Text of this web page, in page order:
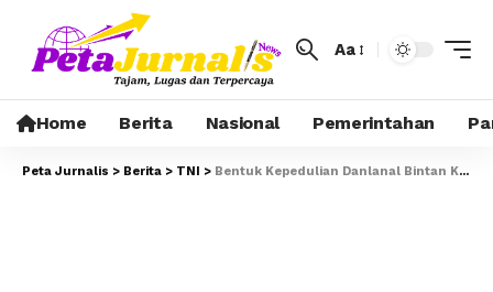
Aa
Home Berita Nasional Pemerintahan
Peta Jurnalis > Berita > TNI > Bentuk Kepedulian Danlanal Bintan Kepada Para Pendidik Dalam Rangka HUT Ke-80 TNI Tahun 2025